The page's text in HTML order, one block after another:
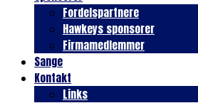
Fordelspartnere
Hawkeys sponsorer
Firmamedlemmer
Sange
Kontakt
Links